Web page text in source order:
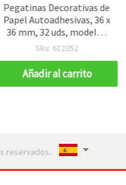
Pegatinas Decorativas de
Papel Autoadhesivas, 36 x
36 mm, 32 uds, modelos
surtidos para
scrapbooking
Sku: 612052
Añadir al carrito
reservados..